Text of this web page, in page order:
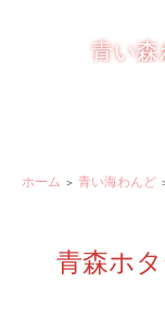
青い森
ホーム ＞ 青い海わんど
青森ホ